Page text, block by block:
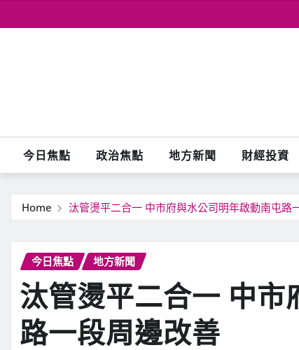
to
今日焦點 政治焦點 地方新聞 財經投資
Home 汰管燙平二合一 中市府與水公司明年啟動南屯路
今日焦點 地方新聞
汰管燙平二合一 中
路一段周邊改善